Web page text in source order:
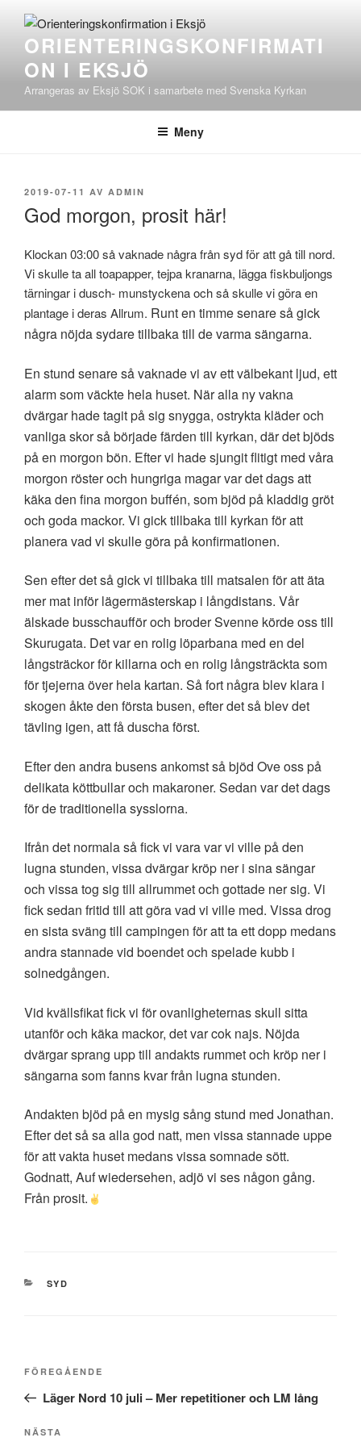
innehållORIENTERINGSKONFIRMATI
ON I EKSJÖ
Arrangeras av Eksjö SOK i samarbete med Svenska Kyrkan
Meny
PUBLICERAT
2019-07-11 AV ADMIN
God morgon, prosit här!
Klockan 03:00 så vaknade några från syd för att gå till nord.
Vi skulle ta all toapapper, tejpa kranarna, lägga fiskbuljongs
tärningar i dusch- munstyckena och så skulle vi göra en
plantage i deras Allrum. Runt en timme senare så gick
några nöjda sydare tillbaka till de varma sängarna.
En stund senare så vaknade vi av ett välbekant ljud, ett
alarm som väckte hela huset. När alla ny vakna
dvärgar hade tagit på sig snygga, ostrykta kläder och
vanliga skor så började färden till kyrkan, där det bjöds
på en morgon bön. Efter vi hade sjungit flitigt med våra
morgon röster och hungriga magar var det dags att
käka den fina morgon buffén, som bjöd på kladdig gröt
och goda mackor. Vi gick tillbaka till kyrkan för att
planera vad vi skulle göra på konfirmationen.
Sen efter det så gick vi tillbaka till matsalen för att äta
mer mat inför lägermästerskap i långdistans. Vår
älskade busschaufför och broder Svenne körde oss till
Skurugata. Det var en rolig löparbana med en del
långsträckor för killarna och en rolig långsträckta som
för tjejerna över hela kartan. Så fort några blev klara i
skogen åkte den första busen, efter det så blev det
tävling igen, att få duscha först.
Efter den andra busens ankomst så bjöd Ove oss på
delikata köttbullar och makaroner. Sedan var det dags
för de traditionella sysslorna.
Ifrån det normala så fick vi vara var vi ville på den
lugna stunden, vissa dvärgar kröp ner i sina sängar
och vissa tog sig till allrummet och gottade ner sig. Vi
fick sedan fritid till att göra vad vi ville med. Vissa drog
en sista sväng till campingen för att ta ett dopp medans
andra stannade vid boendet och spelade kubb i
solnedgången.
Vid kvällsfikat fick vi för ovanligheternas skull sitta
utanför och käka mackor, det var cok najs. Nöjda
dvärgar sprang upp till andakts rummet och kröp ner i
sängarna som fanns kvar från lugna stunden.
Andakten bjöd på en mysig sång stund med Jonathan.
Efter det så sa alla god natt, men vissa stannade uppe
för att vakta huset medans vissa somnade sött.
Godnatt, Auf wiedersehen, adjö vi ses någon gång.
Från prosit.
KATEGORIER
SYD
Inläggsnavigering
Föregående
inlägg
FÖREGÅENDE
Läger Nord 10 juli – Mer repetitioner och LM lång
Nästa
NÄSTA